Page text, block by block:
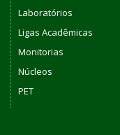
Laboratórios
Ligas Acadêmicas
Monitorias
Núcleos
PET